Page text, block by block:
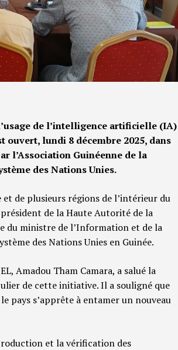
de l’intelligence artificielle (IA)
ouvert, lundi 8 décembre 2025, dans
l’Association Guinéenne de la
des Nations Unies.
de plusieurs régions de l’intérieur du
de la Haute Autorité de la
du ministre de l’Information et de la
des Nations Unies en Guinée.
Amadou Tham Camara, a salué la
de cette initiative. Il a souligné que
s’apprête à entamer un nouveau
et la vérification des